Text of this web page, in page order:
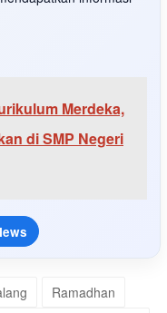
Merdeka,
di SMP Negeri
Ramadhan